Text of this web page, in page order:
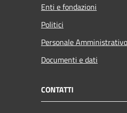
Enti e fondazioni
Politici
Personale Amministrativo
Documenti e dati
CONTATTI